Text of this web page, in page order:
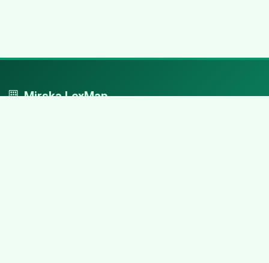
Mirska LexMap